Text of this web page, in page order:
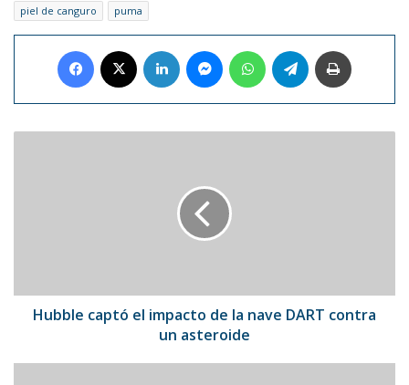
piel de canguro
puma
Facebook LinkedIn MessengerWhatsAppTelegram
contra
Hubble captó el impacto de la nave DART contra
un asteroide